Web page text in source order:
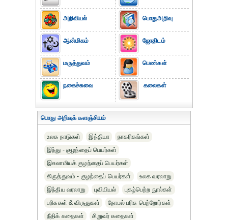
அறிவியல்
ஆன்மிகம்
மருத்துவம்
நகைச்சுவை
பொதுஅறிவு
ஜோதிடம்
பெண்கள்
கலைகள்
பொது அறிவுக் களஞ்சியம்
உலக நாடுகள் இந்தியா
நாகரிகங்கள்
இந்து - குழந்தைப் பெயர்கள்
இசுலாமியக் குழந்தைப் பெயர்கள்
கிருத்துவம் - குழந்தைப் பெயர்கள்
உலக வரலாறு
இந்திய வரலாறு
புவியியல்
புகழ்பெற்ற நூல்கள்
பரிசுகள் & விருதுகள்
நோபல் பரிசு‎ பெற்றோர்‎கள்
நீதிக் கதைகள்
சிறுவர் கதைகள்